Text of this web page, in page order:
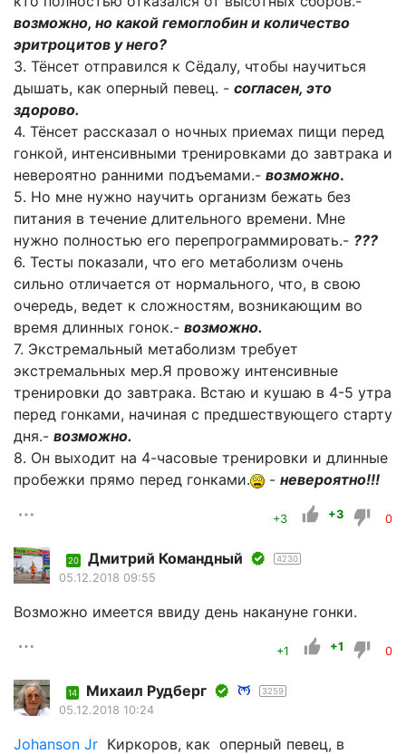
возможно, но какой гемоглобин и количество
эритроцитов у него?
3. Тёнсет отправился к Сёдалу, чтобы научиться
дышать, как оперный певец. - согласен, это
здорово.
4. Тёнсет рассказал о ночных приемах пищи перед
гонкой, интенсивными тренировками до завтрака и
невероятно ранними подъемами.- возможно.
5. Но мне нужно научить организм бежать без
питания в течение длительного времени. Мне
нужно полностью его перепрограммировать.- ???
6. Тесты показали, что его метаболизм очень
сильно отличается от нормального, что, в свою
очередь, ведет к сложностям, возникающим во
время длинных гонок.- возможно.
7. Экстремальный метаболизм требует
экстремальных мер.Я провожу интенсивные
тренировки до завтрака. Встаю и кушаю в 4-5 утра
перед гонками, начиная с предшествующего старту
дня.- возможно.
8. Он выходит на 4-часовые тренировки и длинные
пробежки прямо перед гонками.
- невероятно!!!
+3 +3 0
20 Дмитрий Командный 4230
05.12.2018 09:55
Возможно имеется ввиду день накануне гонки.
+1 +1 0
14 Михаил Рудберг 3259
05.12.2018 10:24
Johanson Jr Киркоров, как оперный певец, в